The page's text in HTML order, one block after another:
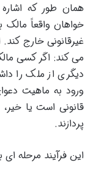
همان طور که
خواهان واقعاً
غیرقانونی خارج
می کند: اگر کسی
دیگری از ملک را
ورود به ماهیت
قانونی است یا
پردازند.
این فرآیند مرحله